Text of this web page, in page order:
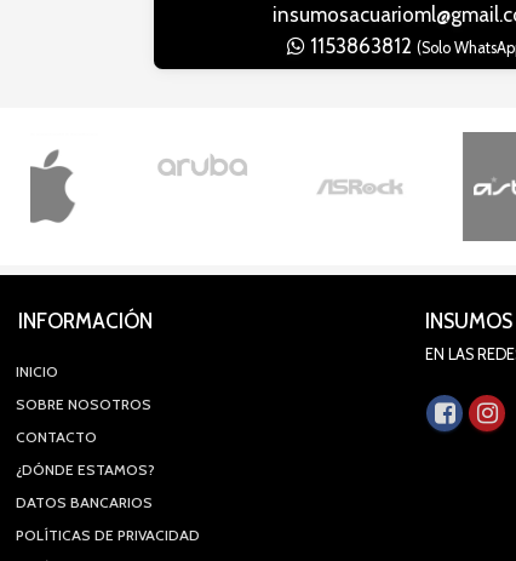
1153863812 (Solo
INFORMACIÓN
INICIO
SOBRE NOSOTROS
CONTACTO
¿DÓNDE ESTAMOS?
DATOS BANCARIOS
POLÍTICAS DE PRIVACIDAD
EN LAS